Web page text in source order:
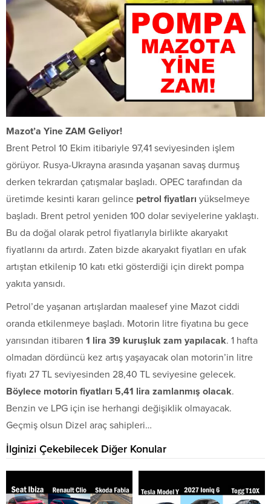
Mazot’a Yine ZAM Geliyor!
Brent Petrol 10 Ekim itibariyle 97,41 seviyesinden işlem
görüyor. Rusya-Ukrayna arasında yaşanan savaş durmuş
derken tekrardan çatışmalar başladı. OPEC tarafından da
üretimde kesinti kararı gelince petrol fiyatları yükselmeye
başladı. Brent petrol yeniden 100 dolar seviyelerine yaklaştı.
Bu da doğal olarak petrol fiyatlarıyla birlikte akaryakıt
fiyatlarını da artırdı. Zaten bizde akaryakıt fiyatları en ufak
artıştan etkilenip 10 katı etki gösterdiği için direkt pompa
yakıta yansıdı.
Petrol’de yaşanan artışlardan maalesef yine Mazot ciddi
oranda etkilenmeye başladı. Motorin litre fiyatına bu gece
yarısından itibaren 1 lira 39 kuruşluk zam yapılacak. 1 hafta
olmadan dördüncü kez artış yaşayacak olan motorin’in litre
fiyatı 27 TL seviyesinden 28,40 TL seviyesine gelecek.
Böylece motorin fiyatları 5,41 lira zamlanmış olacak.
Benzin ve LPG için ise herhangi değişiklik olmayacak.
Geçmiş olsun Dizel araç sahipleri…
İlginizi Çekebilecek Diğer Konular